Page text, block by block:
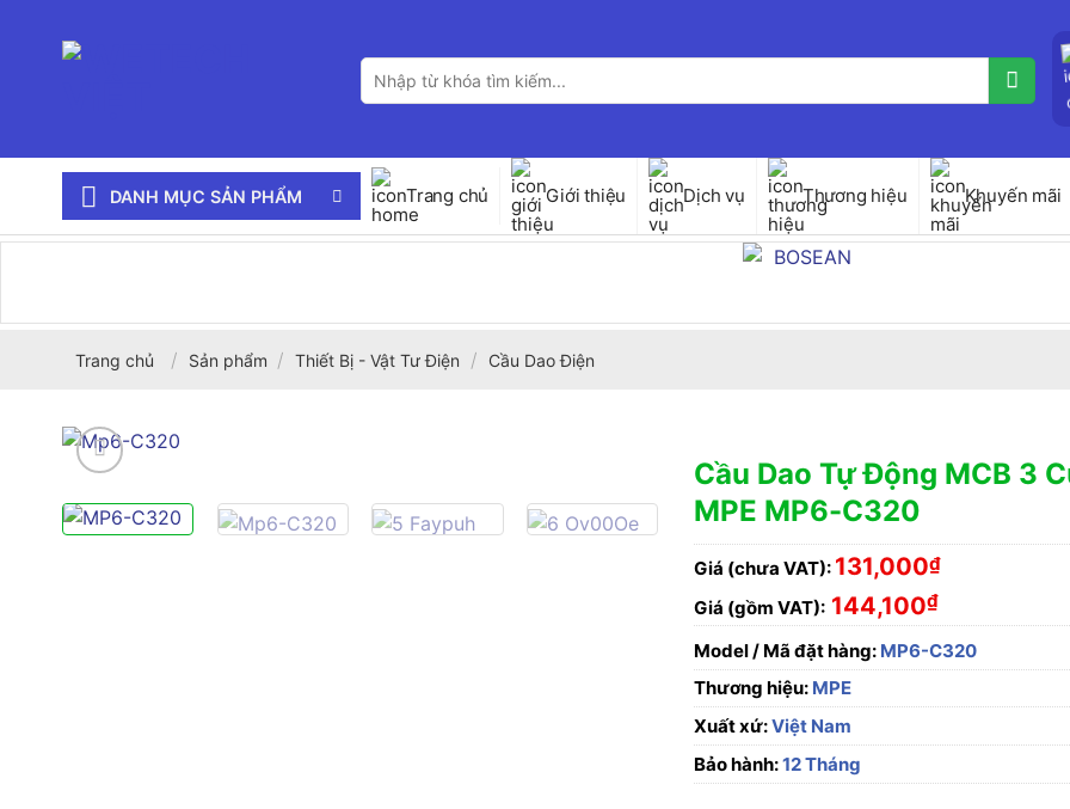
Tìm
kiếm:
DANH MỤC SẢN PHẨM Trang chủ Giới thiệu Dịch vụ Thương hiệu Khuyến mãi
Trang chủ / Sản phẩm / Thiết Bị - Vật Tư Điện / Cầu Dao Điện
Cầu Dao Tự Động MCB 3
MPE MP6-C320
Giá (chưa VAT): 131,000₫
Giá (gồm VAT): 144,100₫
Model / Mã đặt hàng: MP6-C320
Thương hiệu: MPE
Xuất xứ:Việt Nam
Bảo hành:12 Tháng